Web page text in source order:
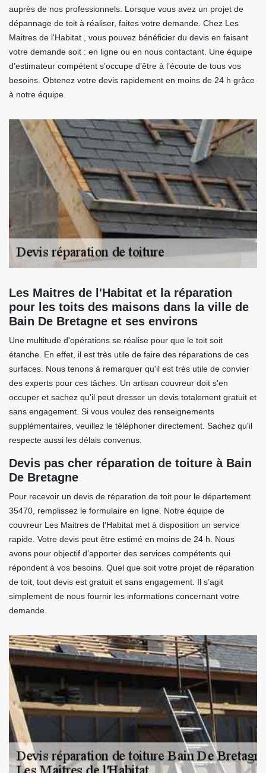
auprès de nos professionnels. Lorsque vous avez un projet de
dépannage de toit à réaliser, faites votre demande. Chez Les
Maitres de l'Habitat , vous pouvez bénéficier du devis en faisant
votre demande soit : en ligne ou en nous contactant. Une équipe
d’estimateur compétent s’occupe d’être à l’écoute de tous vos
besoins. Obtenez votre devis rapidement en moins de 24 h grâce
à notre équipe.
Les Maitres de l'Habitat et la réparation
pour les toits des maisons dans la ville de
Bain De Bretagne et ses environs
Une multitude d'opérations se réalise pour que le toit soit
étanche. En effet, il est très utile de faire des réparations de ces
surfaces. Nous tenons à remarquer qu'il est très utile de convier
des experts pour ces tâches. Un artisan couvreur doit s'en
occuper et sachez qu'il peut dresser un devis totalement gratuit et
sans engagement. Si vous voulez des renseignements
supplémentaires, veuillez le téléphoner directement. Sachez qu'il
respecte aussi les délais convenus.
Devis pas cher réparation de toiture à Bain
De Bretagne
Pour recevoir un devis de réparation de toit pour le département
35470, remplissez le formulaire en ligne. Notre équipe de
couvreur Les Maitres de l'Habitat met à disposition un service
rapide. Votre devis peut être estimé en moins de 24 h. Nous
avons pour objectif d’apporter des services compétents qui
répondent à vos besoins. Quel que soit votre projet de réparation
de toit, tout devis est gratuit et sans engagement. Il s’agit
simplement de nous fournir les informations concernant votre
demande.